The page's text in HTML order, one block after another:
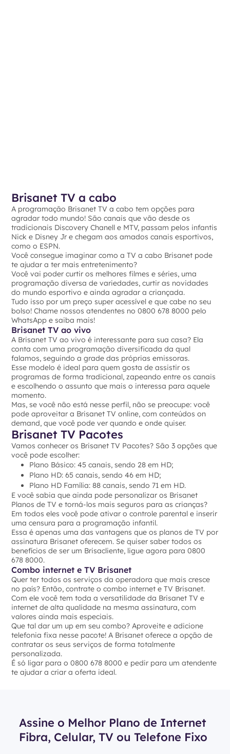
Brisanet TV a cabo
A programação Brisanet TV a cabo tem opções para
agradar todo mundo! São canais que vão desde os
tradicionais Discovery Chanell e MTV, passam pelos infantis
Nick e Disney Jr e chegam aos amados canais esportivos,
como o ESPN.
Você consegue imaginar como a TV a cabo Brisanet pode
te ajudar a ter mais entretenimento?
Você vai poder curtir os melhores filmes e séries, uma
programação diversa de variedades, curtir as novidades
do mundo esportivo e ainda agradar a criançada.
Tudo isso por um preço super acessível e que cabe no seu
bolso! Chame nossos atendentes no 0800 678 8000 pelo
WhatsApp e saiba mais!
Brisanet TV ao vivo
A Brisanet TV ao vivo é interessante para sua casa? Ela
conta com uma programação diversificada da qual
falamos, seguindo a grade das próprias emissoras.
Esse modelo é ideal para quem gosta de assistir os
programas de forma tradicional, zapeando entre os canais
e escolhendo o assunto que mais o interessa para aquele
momento.
Mas, se você não está nesse perfil, não se preocupe: você
pode aproveitar a Brisanet TV online, com conteúdos on
demand, que você pode ver quando e onde quiser.
Brisanet TV Pacotes
Vamos conhecer os Brisanet TV Pacotes? São 3 opções que
você pode escolher:
Plano Básico: 45 canais, sendo 28 em HD;
Plano HD: 65 canais, sendo 46 em HD;
Plano HD Família: 88 canais, sendo 71 em HD.
E você sabia que ainda pode personalizar os Brisanet
Planos de TV e torná-los mais seguros para as crianças?
Em todos eles você pode ativar o controle parental e inserir
uma censura para a programação infantil.
Essa é apenas uma das vantagens que os planos de TV por
assinatura Brisanet oferecem. Se quiser saber todos os
benefícios de ser um Brisacliente, ligue agora para 0800
678 8000.
Combo internet e TV Brisanet
Quer ter todos os serviços da operadora que mais cresce
no país? Então, contrate o combo internet e TV Brisanet.
Com ele você tem toda a versatilidade da Brisanet TV e
internet de alta qualidade na mesma assinatura, com
valores ainda mais especiais.
Que tal dar um up em seu combo? Aproveite e adicione
telefonia fixa nesse pacote! A Brisanet oferece a opção de
contratar os seus serviços de forma totalmente
personalizada.
É só ligar para o 0800 678 8000 e pedir para um atendente
te ajudar a criar a oferta ideal.
Assine o Melhor Plano de Internet
Fibra, Celular, TV ou Telefone Fixo